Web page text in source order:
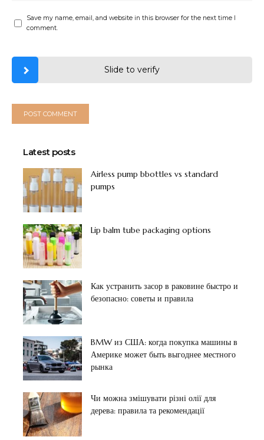
Save my name, email, and website in this browser for the next time I
comment.
Slide to verify
Latest posts
Airless pump bbottles vs standard
pumps
Lip balm tube packaging options
Как устранить засор в раковине быстро и
безопасно: советы и правила
BMW из США: когда покупка машины в
Америке может быть выгоднее местного
рынка
Чи можна змішувати різні олії для
дерева: правила та рекомендації